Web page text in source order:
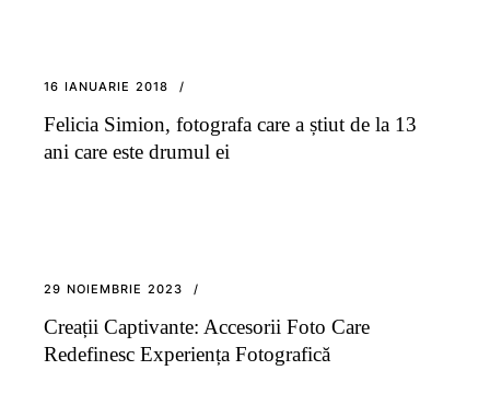
16 IANUARIE 2018
Felicia Simion, fotografa care a știut de la 13
ani care este drumul ei
29 NOIEMBRIE 2023
Creații Captivante: Accesorii Foto Care
Redefinesc Experiența Fotografică